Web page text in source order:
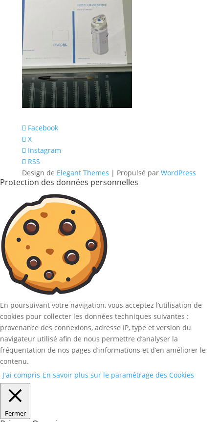
Facebook
X
Instagram
RSS
Design de Elegant Themes | Propulsé par WordPress
Protection des données personnelles
En poursuivant votre navigation, vous acceptez l’utilisation de
cookies pour collecter les données techniques suivantes :
provenance des connexions, adresse IP, type et version du
navigateur utilisé afin de nous permettre d’analyser la
fréquentation de nos pages d’informations et d’en améliorer le
contenu.
J'ai compris En savoir plus sur le paramétrage des Cookies
Fermer